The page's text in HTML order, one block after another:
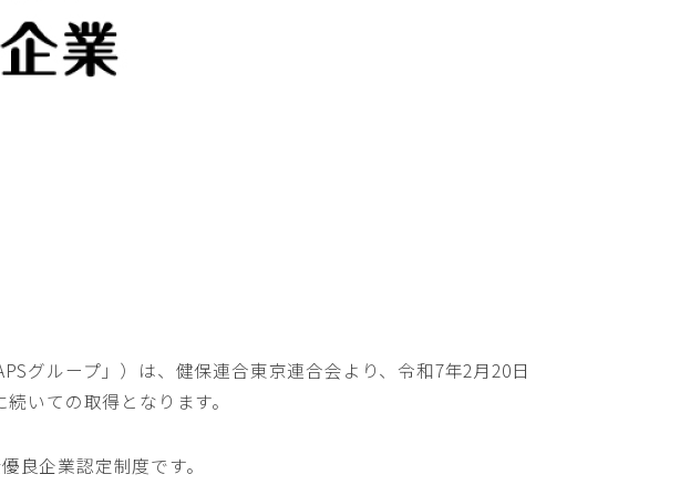
グループ」）は、健保連合東京連合会より、令和7年2月20日
いての取得となります。
良企業認定制度です。